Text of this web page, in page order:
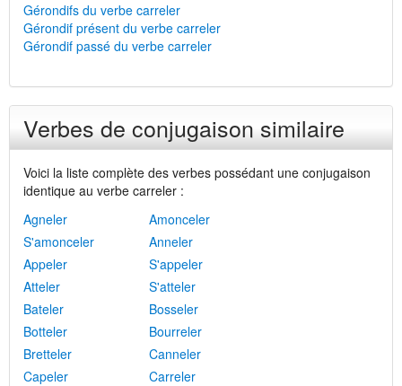
Gérondifs du verbe carreler
Gérondif présent du verbe carreler
Gérondif passé du verbe carreler
Verbes de conjugaison similaire
Voici la liste complète des verbes possédant une conjugaison
identique au verbe carreler :
Agneler
Amonceler
S'amonceler
Anneler
Appeler
S'appeler
Atteler
S'atteler
Bateler
Bosseler
Botteler
Bourreler
Bretteler
Canneler
Capeler
Carreler